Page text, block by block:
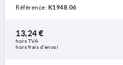
Référence: K1948.06
13,24 €
hors TVA
hors frais d’envoi